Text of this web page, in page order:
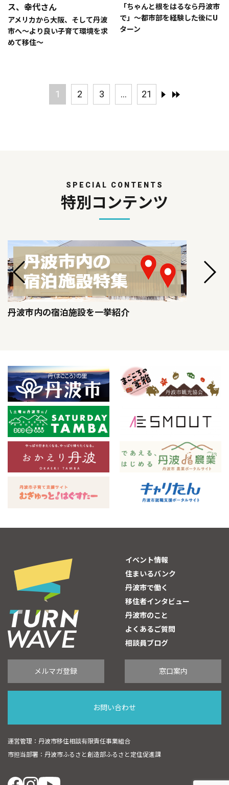
ス、幸代さん
アメリカから大阪、そして丹波
市へ～より良い子育て環境を求
めて移住～
「ちゃんと根をはるなら丹波市
で」～都市部を経験した後にU
ターン
1 2 3 ... 21
SPECIAL CONTENTS
特別コンテンツ
丹波市内の宿泊施設を一挙紹介
イベント情報
住まいるバンク
丹波市で働く
移住者インタビュー
丹波市のこと
よくあるご質問
相談員ブログ
メルマガ登録 窓口案内
お問い合わせ
運営管理：丹波市移住相談有限責任事業組合
市担当部署：丹波市ふるさと創造部ふるさと定住促進課